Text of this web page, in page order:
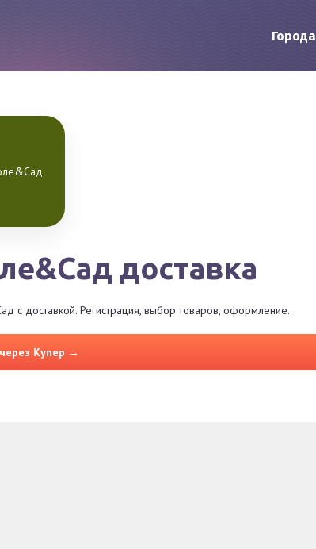
Города
доставка
с доставкой. Регистрация, выбор товаров, оформление.
Купер →